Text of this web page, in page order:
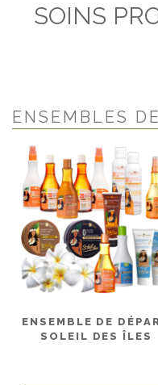
SOINS
ENSEMBLES
ENSEMBLE DE
SOLEIL DES ÎLES